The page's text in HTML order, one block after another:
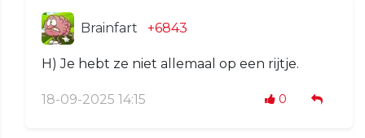
Brainfart +6843
H) Je hebt ze niet allemaal op een rijtje.
18-09-2025 14:15 0